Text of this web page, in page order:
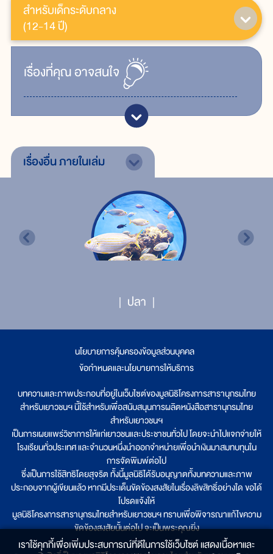
สำหรับเด็กระดับกลาง
(12-14 ปี)
เรื่ิองที่คุณอาจสนใจ
เรื่องอื่นภายในเล่ม
ปลา
นโยบายการคุ้มครองข้อมูลส่วนบุคคล
ข้อกำหนดและนโยบายการให้บริการ
บทความและภาพประกอบที่อยู่ในเว็บไซต์ของมูลนิธิโครงการสารานุกรมไทย
สำหรับเยาวชนฯ นี้ใช้สำหรับเพื่อสนับสนุนการผลิตหนังสือสารานุกรมไทย
สำหรับเยาวชนฯ
เป็นการเผยแพร่วิชาการให้แก่เยาวชนและประชาชนทั่วไป โดยจะนำไปแจกจ่ายให้
โรงเรียนทั่วประเทศ และจำนวนหนึ่งนำออกจำหน่ายเพื่อนำเงินมาสมทบทุนใน
การจัดพิมพ์ต่อไป
ซึ่งเป็นการใช้สิทธิโดยสุจริต ทั้งนี้มูลนิธิได้รับอนุญาตทั้งบทความและภาพ
ประกอบจากผู้เขียนแล้ว หากมีประเด็นขัดข้องสงสัยในเรื่องลิขสิทธิ์อย่างใด ขอได้
โปรดแจ้งให้
มูลนิธิโครงการสารานุกรมไทยสำหรับเยาวชนฯ ทราบเพื่อพิจารณาแก้ไขความ
ขัดข้องสงสัยนั้นต่อไป จะเป็นพระคุณยิ่ง
เราใช้คุกกี้เพื่อเพิ่มประสบการณ์ที่ดีในการใช้เว็บไซต์ แสดงเนื้อหาและ